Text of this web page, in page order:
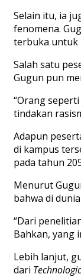
Selain itu, ia
fenomena.
terbuka untuk
Salah satu
Gugun pun
“Orang
tindakan
Adapun
di kampus
pada tahun
Menurut
bahwa di
“Dari
Bahkan, yang
Lebih lanjut,
dari